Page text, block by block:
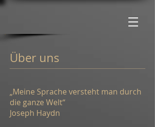
Über uns
„Meine Sprache versteht man durch
die ganze Welt“
Joseph Haydn